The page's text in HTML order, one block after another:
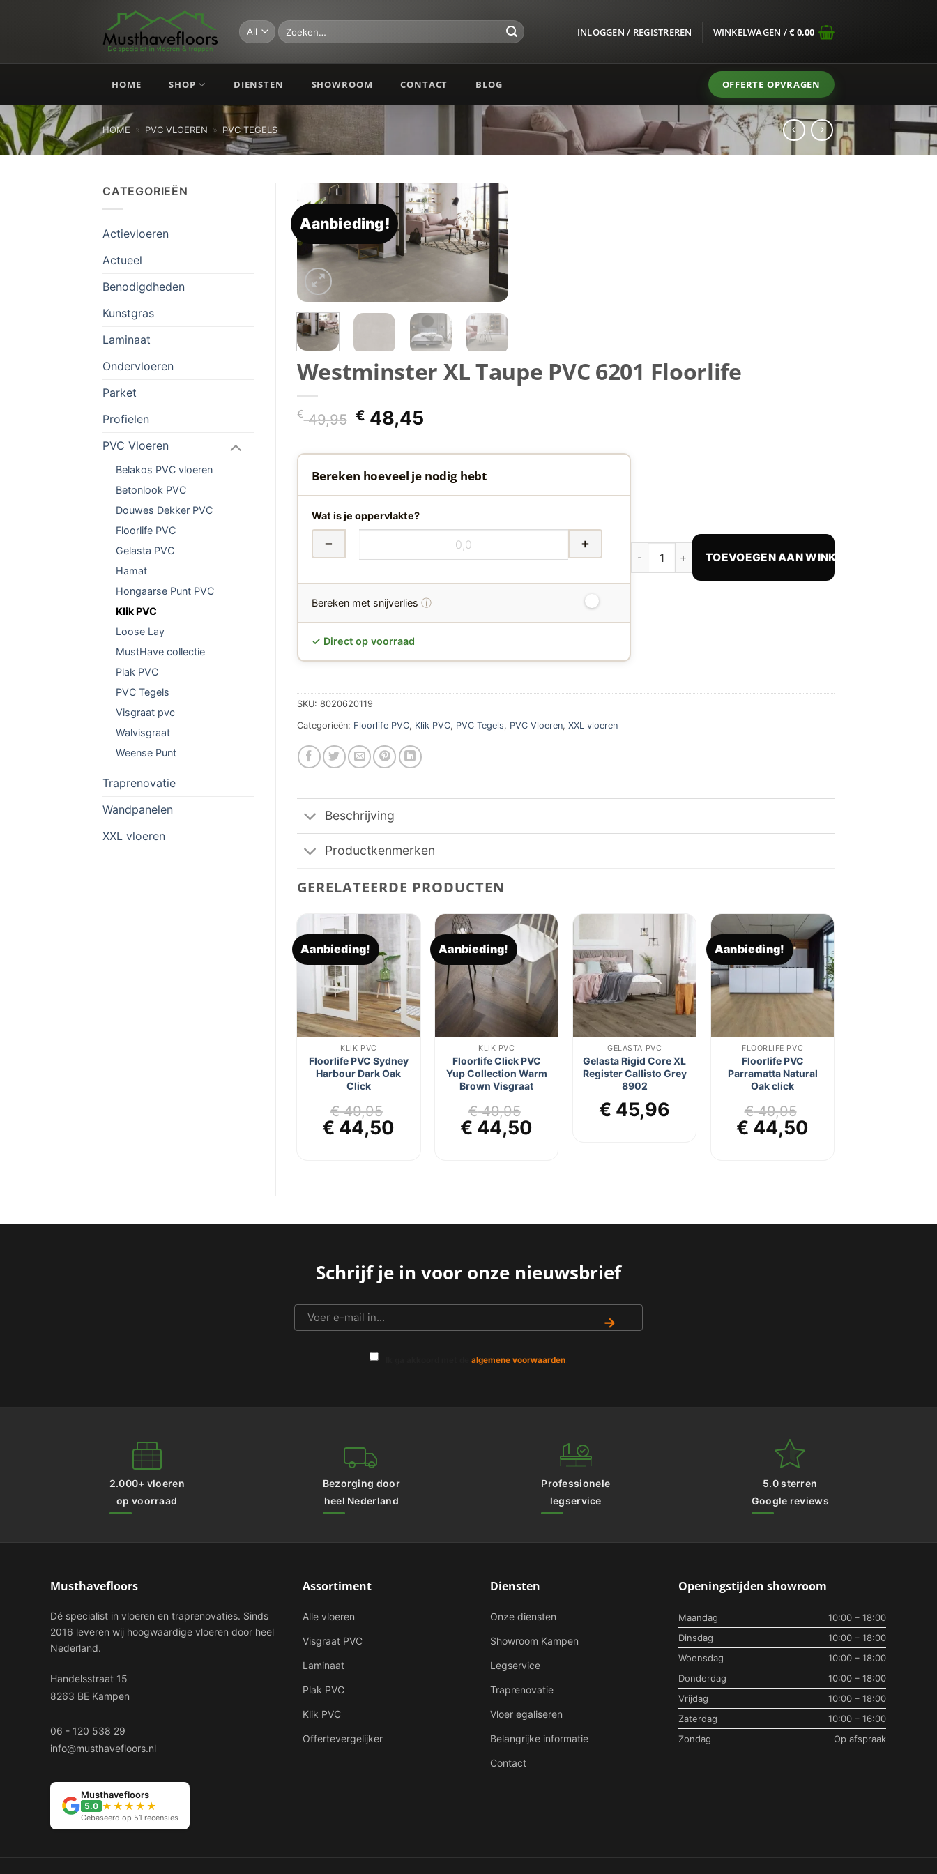
Zoeken
naar:
INLOGGEN / REGISTREREN WINKELWAGEN /€0,00
HOME SHOP DIENSTEN SHOWROOM CONTACT BLOG OFFERTE OPVRAGEN
HOME » PVC VLOEREN » PVC TEGELS
CATEGORIEËN
Actievloeren
Actueel
Benodigdheden
Kunstgras
Laminaat
Ondervloeren
Parket
Profielen
PVC Vloeren
Belakos PVC vloeren
Betonlook PVC
Douwes Dekker PVC
Floorlife PVC
Gelasta PVC
Hamat
Hongaarse Punt PVC
Klik PVC
Loose Lay
MustHave collectie
Plak PVC
PVC Tegels
Visgraat pvc
Walvisgraat
Weense Punt
Traprenovatie
Wandpanelen
XXL vloeren
Aanbieding!
Toevoegen
aan
verlanglijst
Westminster XL Taupe PVC 6201 Floorlife
€49,95 Oorspronkelijke
prijs
was:
€ 49,95.
€ 48,45Huidige
is:
€ 48,45.
Bereken hoeveel je nodig hebt
Wat is je oppervlakte?
− +
Bereken met snijverlies ⓘ
✓ Direct op voorraad
TOEVOEGEN AAN WINKELWAGEN
SKU: 8020620119
Categorieën: Floorlife PVC, Klik PVC, PVC Tegels, PVC Vloeren, XXL vloeren
Beschrijving
Productkenmerken
GERELATEERDE PRODUCTEN
Aanbieding!Toevoegen
aan
verlanglijst
KLIK PVC
Floorlife PVC Sydney
Harbour Dark Oak
Click
€49,95
Oorspronkelijke
€ 44,50 Huidige
Aanbieding!Toevoegen
aan
verlanglijst
KLIK PVC
Floorlife Click PVC
Yup Collection Warm
Brown Visgraat
€49,95
Oorspronkelijke
€ 44,50
Toevoegen
aan
verlanglijst
GELASTA PVC
Gelasta Rigid Core XL
Register Callisto Grey
8902
€ 45,96
Aanbieding!Toevoegen
FLOORLIFE PVC
Floorlife PVC
Parramatta Natural
Oak click
€49,95
Oorspronkelijke
€ 44,50
Schrijf je in voor onze nieuwsbrief
→
algemene voorwaarden
2.000+ vloeren
op voorraad
Bezorging door
heel Nederland
Professionele
legservice
5.0 sterren
Google reviews
Musthavefloors
Dé specialist in vloeren en traprenovaties. Sinds
2016 leveren wij hoogwaardige vloeren door heel
Nederland.
Handelsstraat 15
8263 BE Kampen
06 - 120 538 29
info@musthavefloors.nl
Musthavefloors
5.0 ★★★★★
Gebaseerd op 51 recensies
Assortiment
Alle vloeren
Visgraat PVC
Laminaat
Plak PVC
Klik PVC
Offertevergelijker
Diensten
Onze diensten
Showroom Kampen
Legservice
Traprenovatie
Vloer egaliseren
Belangrijke informatie
Contact
Openingstijden showroom
Maandag
10:00 – 18:00
Dinsdag
10:00 – 18:00
Woensdag
10:00 – 18:00
Donderdag
10:00 – 18:00
Vrijdag
10:00 – 18:00
Zaterdag
10:00 – 16:00
Zondag
Op afspraak